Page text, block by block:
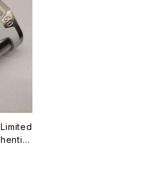
】
【ス